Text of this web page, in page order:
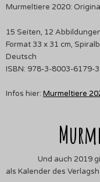
Murmeltiere 2020:
15 Seiten, 12
Format 33 x 31 cm,
Deutsch
ISBN: 978-3-8003-6179-3
Infos hier: Murmeltiere
Und auch 2019
als Kalender des